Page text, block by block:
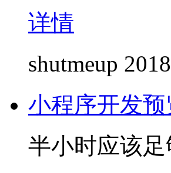
详情
shutmeup
小程序开发
半小时应该